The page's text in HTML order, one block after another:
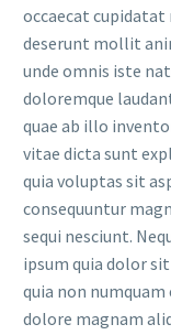
occaecat cupidatat
deserunt mollit
unde omnis iste
doloremque
quae ab illo
vitae dicta sunt
quia voluptas sit
consequuntur
sequi nesciunt.
ipsum quia dolor
quia non
dolore magnam